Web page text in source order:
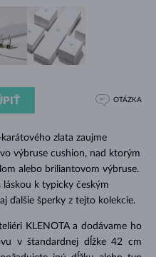
zlata zaujme
výbruse cushion, nad ktorým
alebo briliantovom výbruse.
k typicky českým
ďalšie šperky z tejto kolekcie.
KLENOTA a dodávame ho
v štandardnej dĺžke 42 cm
OTÁZKA